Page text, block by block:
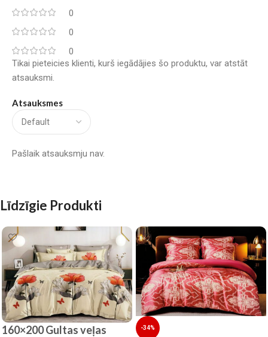
0
0
0
Atsauksmes
Pašlaik atsauksmju nav.
Tikai pieteicies klienti, kurš iegādājies šo produktu, var atstāt
atsauksmi.
Līdzīgie Produkti
160×200 Gultas veļas
-34%